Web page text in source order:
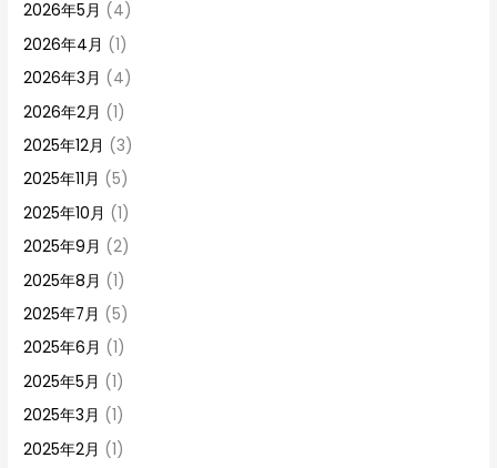
2026年5月 (4)
2026年4月 (1)
2026年3月 (4)
2026年2月 (1)
2025年12月 (3)
2025年11月 (5)
2025年10月 (1)
2025年9月 (2)
2025年8月 (1)
2025年7月 (5)
2025年6月 (1)
2025年5月 (1)
2025年3月 (1)
2025年2月 (1)